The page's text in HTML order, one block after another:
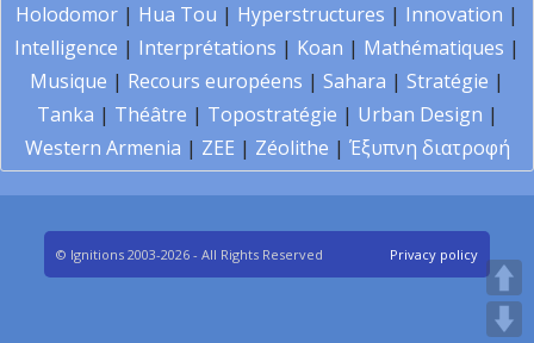
Holodomor | Hua Tou | Hyperstructures | Innovation |
Intelligence | Interprétations | Koan | Mathématiques |
Musique | Recours européens | Sahara | Stratégie |
Tanka | Théâtre | Topostratégie | Urban Design |
Western Armenia | ZEE | Zéolithe | Έξυπνη διατροφή
© Ignitions 2003-2026 - All Rights Reserved Privacy policy